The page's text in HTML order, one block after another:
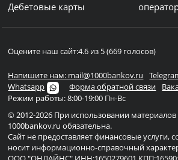
Дебетовые карты
Оцените наш сайт:4.6 из 5 (669 голосов)
Напишите нам: mail@1000bankov.ru
Whatsapp
Форма обратной связи
Режим работы: 8:00-19:00 Пн-Вс
© 2012-2026 При использовании материалов
1000bankov.ru обязательна.
Сайт не предоставляет финансовые услуги,
носит информационно-справочный